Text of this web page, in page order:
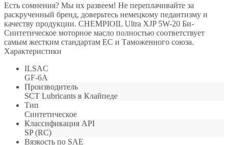
Есть сомнения? Мы их развеем! Не переплачивайте за
раскрученный бренд, доверьтесь немецкому педантизму и
качеству продукции. CHEMPIOIL Ultra XJP 5W-20 Би-
Синтетическое моторное масло полностью соответствует
самым жестким стандартам ЕС и Таможенного союза.
Характеристики
ILSAC
GF-6A
Производитель
SCT Lubricants в Клайпеде
Тип
Синтетическое
Классификация API
SP (RC)
Вязкость по SAE